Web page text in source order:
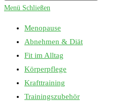
Menü Schließen
Menopause
Abnehmen & Diät
Fit im Alltag
Körperpflege
Krafttraining
Trainingszubehör